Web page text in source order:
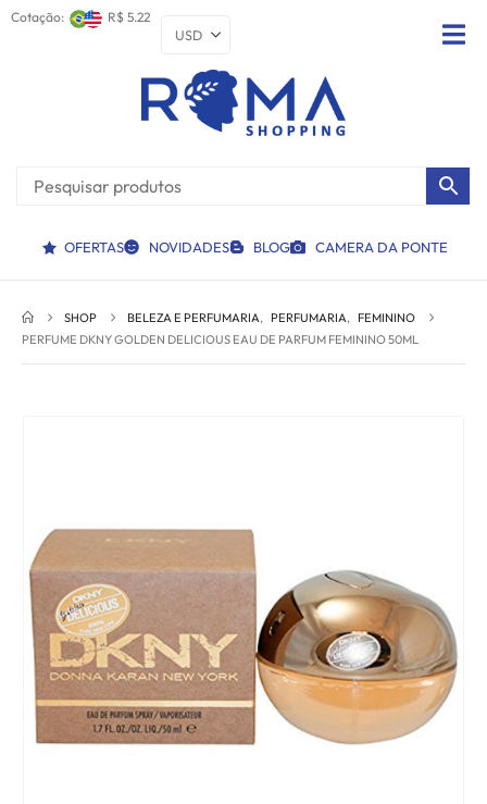
Cotação: R$ 5.22
OFERTAS NOVIDADES BLOG CAMERA DA PONTE
SHOP BELEZA E PERFUMARIA, PERFUMARIA, FEMININO
PERFUME DKNY GOLDEN DELICIOUS EAU DE PARFUM FEMININO 50ML